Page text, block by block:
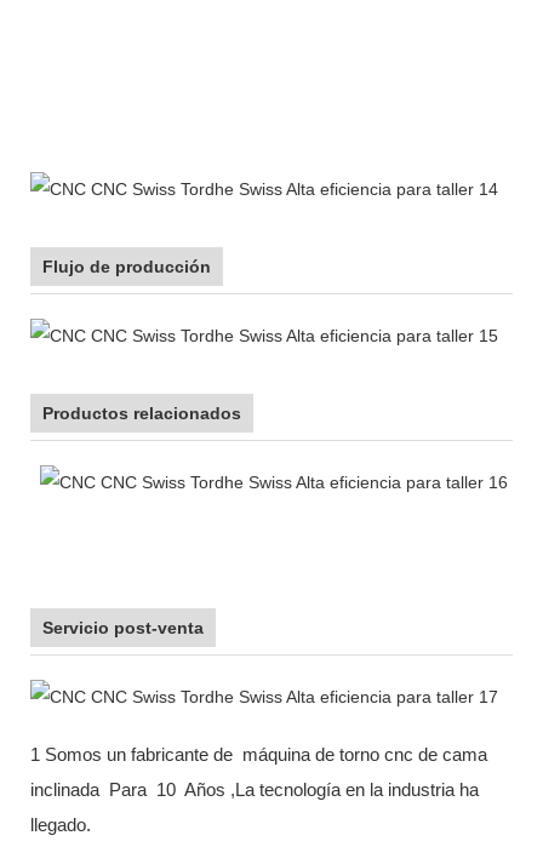
Flujo de producción
Productos relacionados
Servicio post-venta
1 Somos un fabricante de máquina de torno cnc de cama
inclinada
Para 10 Años ,La tecnología en la industria ha
llegado.